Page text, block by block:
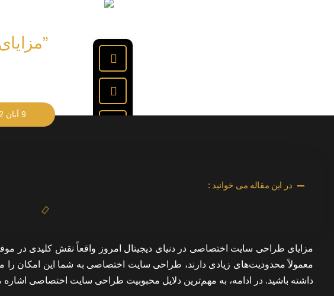
9 آبان 1402
در این مقاله می خوانید :
مزایای طراحی سایت اختصاصی در دنیای دیجیتال امروز واقعاً نقش کلیدی در
معمولاً محدودیت‌های زیادی دارند، طراحی سایت اختصاصی به شما این امکان را
داشته باشید. در ادامه، به مهم‌ترین دلایل محبوبیت طراحی سایت اختصاصی اشاره